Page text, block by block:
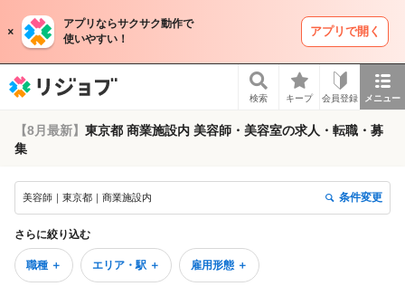
アプリならサクサク動作で
使いやすい！
アプリで開く
検索 キープ 会員登録 メニュー
【8月最新】 東京都 商業施設内 美容師・美容室の求人・転職・募
集
美容師｜東京都｜商業施設内 条件変更
さらに絞り込む
職種 ＋ エリア・駅 ＋ 雇用形態 ＋